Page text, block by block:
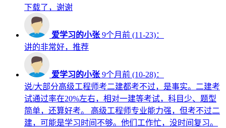
下载了，谢谢
爱学习的小张 9个月前 (11-23)：
讲的非常好，推荐
爱学习的小张 9个月前 (10-28)：
说/大部分高级工程师考二建都考不过，是事实。二建考
试通过率在20%左右，相对一建等考试，科目少、题型
简单，还算好考。 高级工程师专业能力强，但考不过二
建，可能是学习时间不够。他们工作忙，没时间复习。